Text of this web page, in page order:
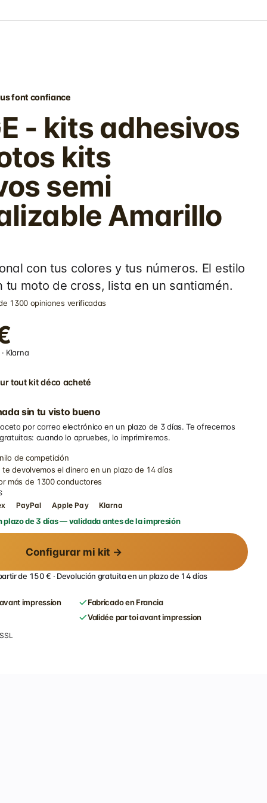
font confiance
- kits adhesivos
kits
semi
Amarillo
con tus colores y tus números. El estilo
tu moto de cross, lista en un santiamén.
1300 opiniones verificadas
Klarna
tout kit déco acheté
sin tu visto bueno
por correo electrónico en un plazo de 3 días. Te ofrecemos
cuando lo apruebes, lo imprimiremos.
de competición
devolvemos el dinero en un plazo de 14 días
más de 1300 conductores
PayPal Apple Pay Klarna
plazo de 3 días — validada antes de la impresión
Configurar mi kit →
de 150 € · Devolución gratuita en un plazo de 14 días
impression
Fabricado en Francia
Validée par toi avant impression